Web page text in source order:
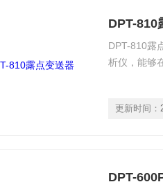
DPT-810
DPT-810露
析仪，能够
更新时间：
DPT-